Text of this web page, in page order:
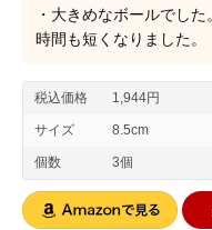
・大きめなボールでし
時間も短くなりました。
税込価格 1,944円
サイズ 8.5cm
個数 3個